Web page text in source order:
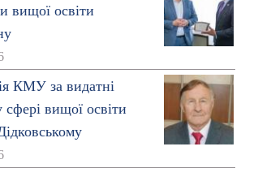
вищої освіти
КМУ за видатні
сфері вищої освіти